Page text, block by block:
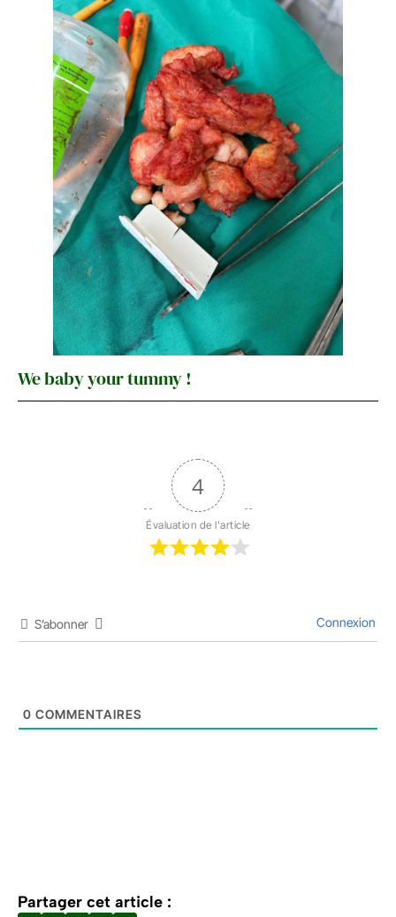
We baby your tummy !
4
Évaluation de l'article
S’abonner Connexion
0 COMMENTAIRES
Partager cet article :